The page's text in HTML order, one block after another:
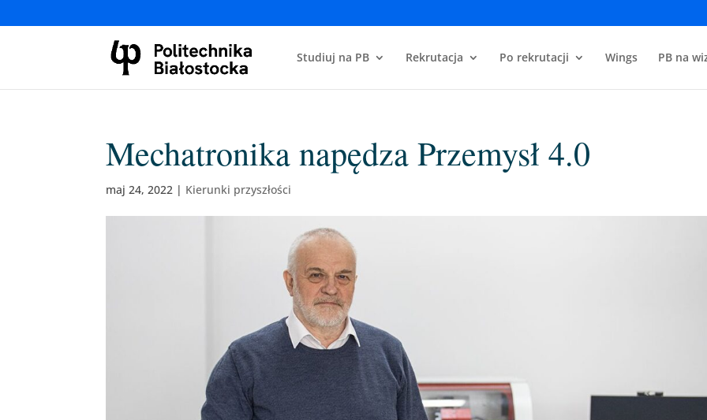
Studiuj na PB Rekrutacja Po rekrutacji Wings PB na
Mechatronika napędza Przemysł 4.0
maj 24, 2022 | Kierunki przyszłości